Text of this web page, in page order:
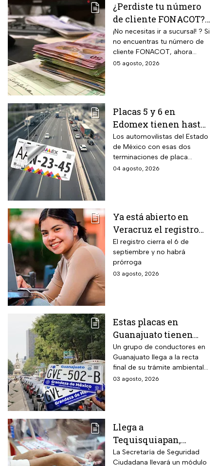
¿Perdiste tu número
de cliente FONACOT?
Así puedes
recuperarlo y
consultar tu crédito
2026
¡No necesitas ir a sucursal! ? Si
no encuentras tu número de
cliente FONACOT, ahora
puedes recuperarlo y
05 agosto, 2026
Placas 5 y 6 en
Edomex tienen hasta
el 31 de agosto 2026
para realizar la
verificación
vehicular o recibirán
Los automovilistas del Estado
de México con esas dos
terminaciones de placa
enfrentan el cierre de su
sanción de miles de pesos.
04 agosto, 2026
Ya está abierto en
Veracruz el registro
para becas de hasta
$3,000 pesos para
estudiantes de todos
los niveles: fecha
El registro cierra el 6 de
septiembre y no habrá
prórroga
03 agosto, 2026
Estas placas en
Guanajuato tienen
hasta el 31 de agosto
2026 para realizar la
verificación
vehicular o habrá
Un grupo de conductores en
Guanajuato llega a la recta
final de su trámite ambiental
semestral. El descuido cuesta
03 agosto, 2026
Llega a
Tequisquiapan,
Querétaro, unidad
La Secretaría de Seguridad
Ciudadana llevará un módulo